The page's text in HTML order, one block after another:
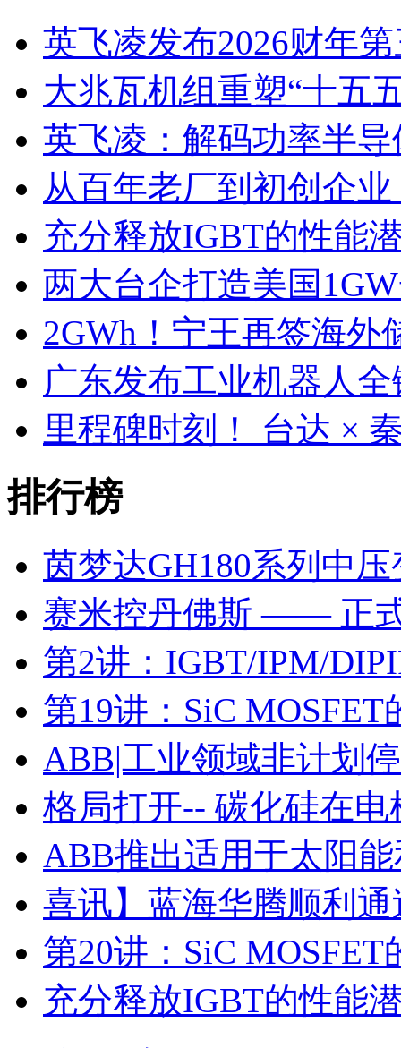
英飞凌发布2026财年
大兆瓦机组重塑“十五
英飞凌：解码功率半
从百年老厂到初创企
充分释放IGBT的性能
两大台企打造美国
2GWh！宁王再签海外
广东发布工业机器人
里程碑时刻！ 台达 ×
排行榜
茵梦达GH180系列中
赛米控丹佛斯 —— 正
第2讲：IGBT/IPM/
第19讲：SiC
ABB|工业领域非计划
格局打开-- 碳化硅在
ABB推出适用于太阳
喜讯】蓝海华腾顺利通
第20讲：SiC
充分释放IGBT的性能